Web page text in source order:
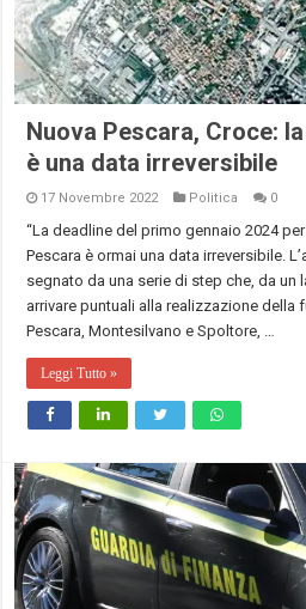
Nuova Pescara, Croce:
è una data irreversibile
17 Novembre 2022 Politica 0
“La deadline del primo gennaio 2024
Pescara è ormai una data irreversibile.
segnato da una serie di step che, da un
arrivare puntuali alla realizzazione della
Pescara, Montesilvano e Spoltore, …
Leggi Tutto »